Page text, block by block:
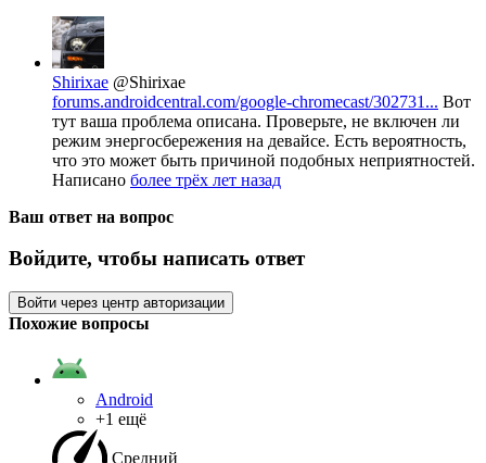
Shirixae @Shirixae
forums.androidcentral.com/google-chromecast/302731... Вот
тут ваша проблема описана. Проверьте, не включен ли
режим энергосбережения на девайсе. Есть вероятность,
что это может быть причиной подобных неприятностей.
Написано более трёх лет назад
Ваш ответ на вопрос
Войдите, чтобы написать ответ
Войти через центр авторизации
Похожие вопросы
Android
+1 ещё
Средний